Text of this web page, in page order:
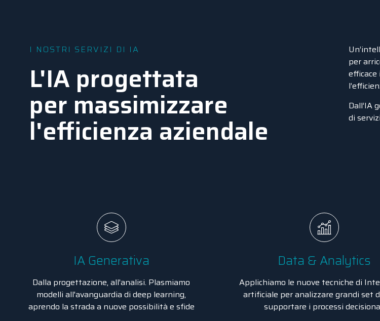
I NOSTRI SERVIZI DI IA
L'IA progettata
per massimizzare
l'efficienza aziendale
per
efficace
Dall’IA
di
IA Generativa
Dalla progettazione, all'analisi. Plasmiamo
modelli all'avanguardia di deep learning,
aprendo la strada a nuove possibilità e sfide
Data & Analytics
Applichiamo le nuove tecniche di
artificiale per analizzare grandi set
supportare i processi